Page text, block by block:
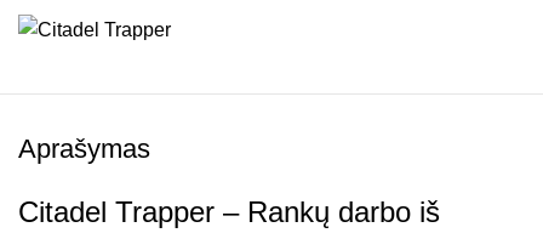
Aprašymas
Citadel Trapper – Rankų darbo iš